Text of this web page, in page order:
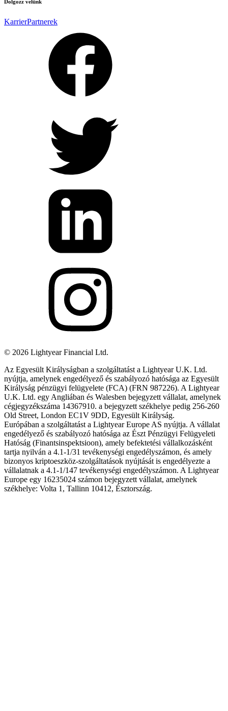
Dolgozz velünk
KarrierPartnerek
© 2026 Lightyear Financial Ltd.
Az Egyesült Királyságban a szolgáltatást a Lightyear U.K. Ltd.
nyújtja, amelynek engedélyező és szabályozó hatósága az Egyesült
Királyság pénzügyi felügyelete (FCA) (FRN 987226). A Lightyear
U.K. Ltd. egy Angliában és Walesben bejegyzett vállalat, amelynek
cégjegyzékszáma 14367910. a bejegyzett székhelye pedig 256-260
Old Street, London EC1V 9DD, Egyesült Királyság.
Európában a szolgáltatást a Lightyear Europe AS nyújtja. A vállalat
engedélyező és szabályozó hatósága az Észt Pénzügyi Felügyeleti
Hatóság (Finantsinspektsioon), amely befektetési vállalkozásként
tartja nyilván a 4.1-1/31 tevékenységi engedélyszámon, és amely
bizonyos kriptoeszköz-szolgáltatások nyújtását is engedélyezte a
vállalatnak a 4.1-1/147 tevékenységi engedélyszámon. A Lightyear
Europe egy 16235024 számon bejegyzett vállalat, amelynek
székhelye: Volta 1, Tallinn 10412, Észtország.